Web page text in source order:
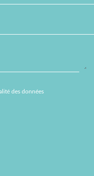
des données